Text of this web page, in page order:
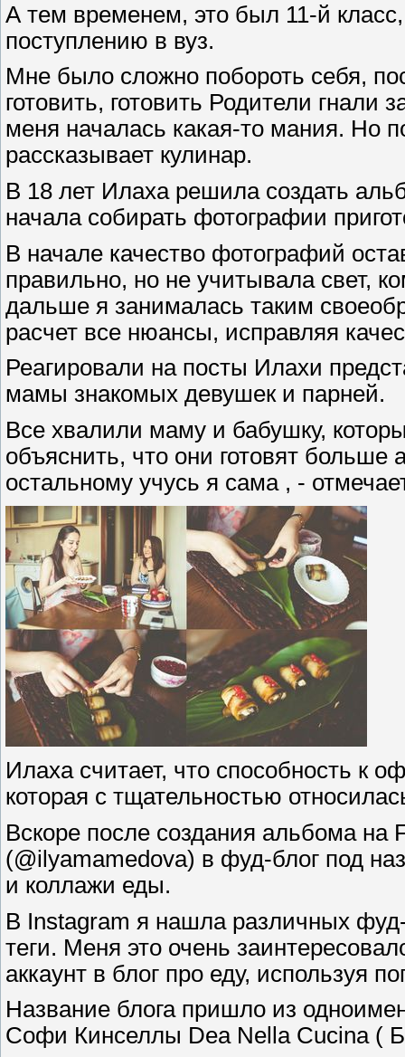
А тем временем, это был 11-й
поступлению в вуз.
Мне было сложно побороть себя,
готовить, готовить Родители гнали
меня началась какая-то мания. Но
рассказывает кулинар.
В 18 лет Илаха решила создать
начала собирать фотографии
В начале качество фотографий
правильно, но не учитывала свет,
дальше я занималась таким
расчет все нюансы, исправляя
Реагировали на посты Илахи
мамы знакомых девушек и парней.
Все хвалили маму и бабушку,
объяснить, что они готовят
остальному учусь я сама , -
Илаха считает, что способность к
которая с тщательностью
Вскоре после создания альбома на
(@ilyamamedova) в фуд-блог под
и коллажи еды.
В Instagram я нашла различных
теги. Меня это очень
аккаунт в блог про еду, используя
Название блога пришло из
Софи Кинселлы Dea Nella Cucina (